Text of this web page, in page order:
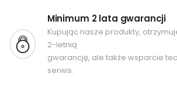
Minimum 2 lata gwarancji
Kupując nasze produkty,
2-letnią
gwarancję, ale także wsparcie
serwis.